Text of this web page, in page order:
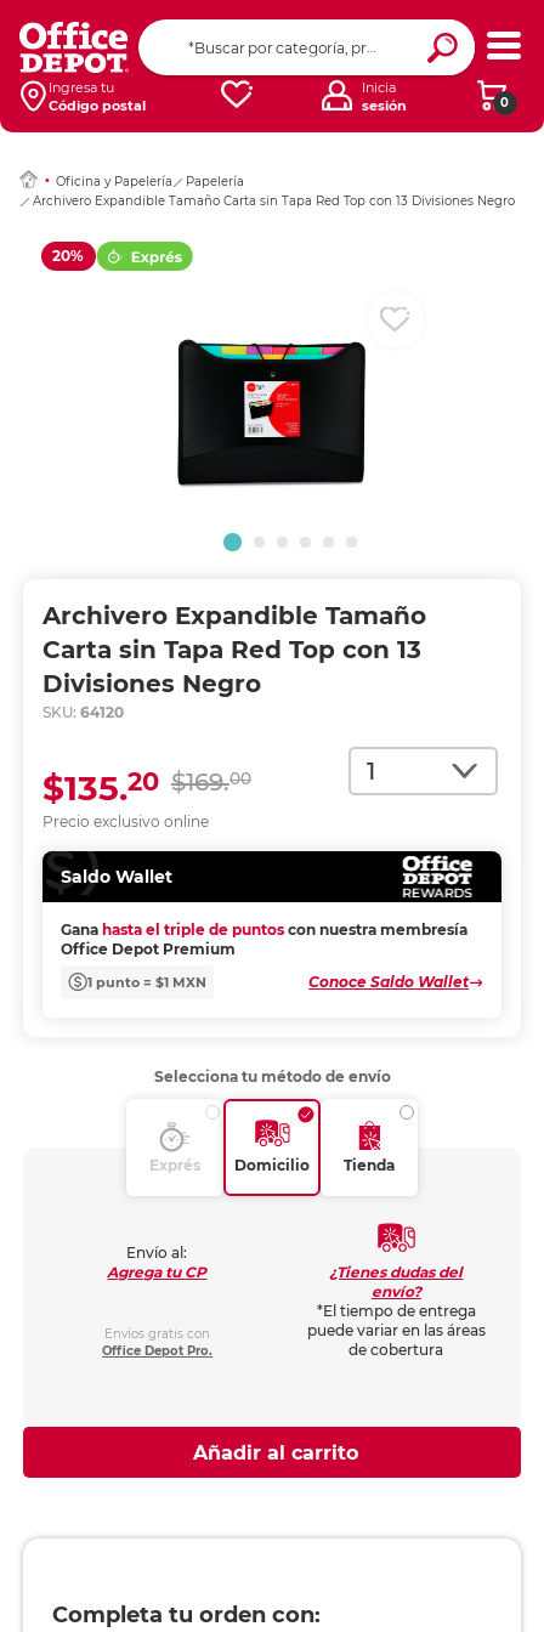
Ingresa tu
Código postal
0
Inicia
sesión
Oficina y Papelería
Papelería
Archivero Expandible Tamaño Carta sin Tapa Red Top con 13 Divisiones Negro
20%
Archivero Expandible Tamaño
Carta sin Tapa Red Top con 13
Divisiones Negro
SKU: 64120
Cantidad
Precio exclusivo online
$169.00
$135.20
Saldo Wallet
Gana hasta el triple de puntos con nuestra membresía
Office Depot Premium
1 punto = $1 MXN Conoce Saldo Wallet
Ingresar Codigo
Selecciona tu método de envío
Exprés Domicilio Tienda
Envío al:
Agrega tu CP
Envíos gratis con
Office Depot Pro.
¿Tienes dudas del
envío?
*El tiempo de entrega
puede variar en las áreas
de cobertura
Añadir al carrito
Completa tu orden con: